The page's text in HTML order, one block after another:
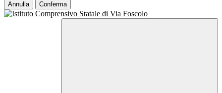
Annulla Conferma